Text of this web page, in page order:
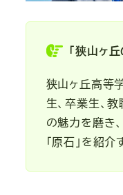
「狭山ヶ
狭山ヶ丘高等
生、卒業生、
の魅力を磨き
「原石」を紹介